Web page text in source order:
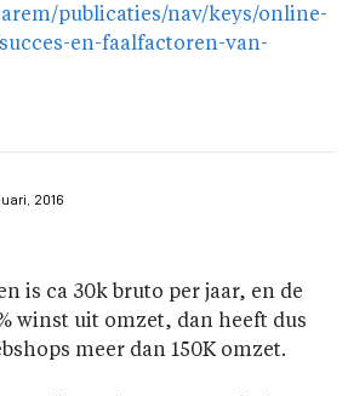
publicaties/nav/keys/online-
en-faalfactoren-van-
2016
is ca 30k bruto per jaar, en de
winst uit omzet, dan heeft dus
meer dan 150K omzet.